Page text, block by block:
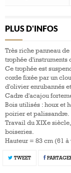
PLUS D'INFOS
Très riche panneau
trophée d'instruments
Ce trophée est
corde fixée par un
d'olivier enrubannés
Cadre d'acajou
Bois utilisés : houx et
poirier et palissandre.
Travail du XIXe
boiseries.
Hauteur = 83 cm (61
TWEET